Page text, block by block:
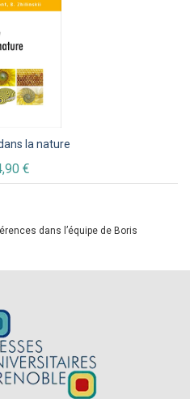
la nature
€
dans l’équipe de Boris